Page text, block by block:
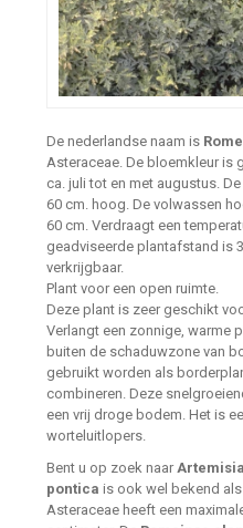
De nederlandse naam is
Asteraceae. De bloemkleur is
ca. juli tot en met augustus.
60 cm. hoog. De volwassen
60 cm. Verdraagt een
geadviseerde plantafstand is
verkrijgbaar.
Plant voor een open ruimte.
Deze plant is zeer geschikt
Verlangt een zonnige, warme
buiten de schaduwzone van
gebruikt worden als
combineren. Deze
een vrij droge bodem. Het is
worteluitlopers.
Bent u op zoek naar
pontica is ook wel bekend als
Asteraceae heeft een